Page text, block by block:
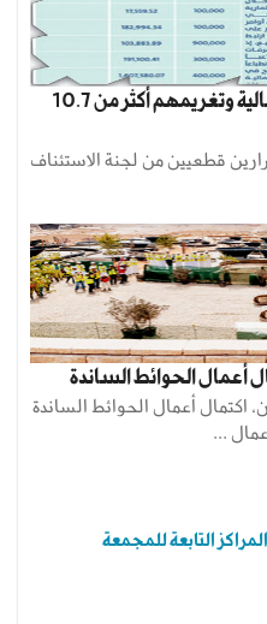
إدانة 15 مخالفا لنظام السوق المالية وتغريمهم أكثر من 10.7
قطعيين من لجنة الاستئناف
أعمال الحوائط الساندة
أعمال الحوائط الساندة
التابعة للمجمعة